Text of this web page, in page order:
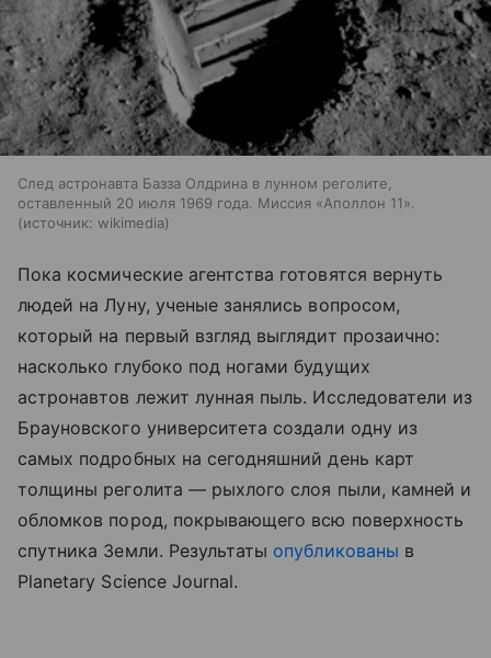
След астронавта Базза Олдрина в лунном реголите,
оставленный 20 июля 1969 года. Миссия «Аполлон 11».
источник: wikimedia
Пока космические агентства готовятся вернуть
людей на Луну, ученые занялись вопросом,
который на первый взгляд выглядит прозаично:
насколько глубоко под ногами будущих
астронавтов лежит лунная пыль. Исследователи из
Брауновского университета создали одну из
самых подробных на сегодняшний день карт
толщины реголита — рыхлого слоя пыли, камней и
обломков пород, покрывающего всю поверхность
спутника Земли. Результаты опубликованы в
Planetary Science Journal.